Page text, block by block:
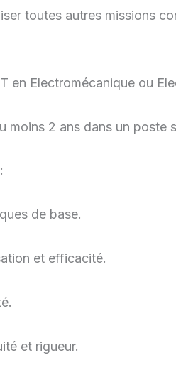
toutes autres missions
en Electromécanique ou
2 ans dans un poste
de base.
et efficacité.
et rigueur.